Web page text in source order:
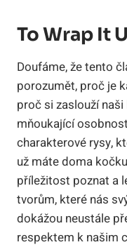
To Wrap It
Doufáme, že tento
porozumět, proč je
proč si zaslouží
mňoukající
charakterové rysy,
už máte doma
příležitost poznat a
tvorům, které nás
dokážou neustále
respektem k našim